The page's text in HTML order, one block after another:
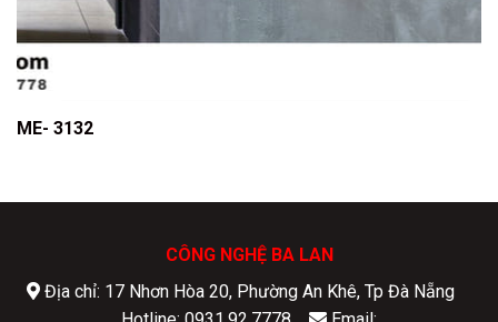
ME- 3132
CÔNG NGHỆ BA LAN
Địa chỉ: 17 Nhơn Hòa 20, Phường An Khê, Tp Đà Nẵng